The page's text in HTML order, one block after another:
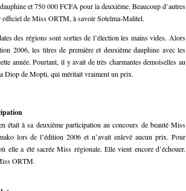
et 750 000 FCFA pour la deuxième. Beaucoup d’autres
officiel de Miss ORTM, à savoir Sotelma-Malitel.
des régions sont sorties de l’élection les mains vides. Alors
2006, les titres de première et deuxième dauphine avec les
année. Pourtant, il y avait de très charmantes demoiselles au
Diop de Mopti, qui méritait vraiment un prix.
à sa deuxième participation au concours de beauté Miss
lors de l’édition 2006 et n’avait enlevé aucun prix. Pour
elle a été sacrée Miss régionale. Elle vient encore d’échouer.
ORTM.